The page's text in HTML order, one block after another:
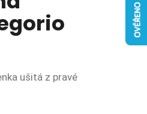
ušitá z pravé